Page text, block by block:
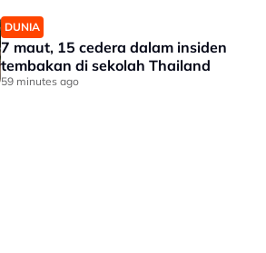
DUNIA
7 maut, 15 cedera dalam insiden
tembakan di sekolah Thailand
59 minutes ago